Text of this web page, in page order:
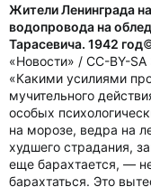
Жители Ленинграда
водопровода на
Тарасевича. 1942 год
«Новости» / CC-BY-SA
«Какими усилиями
мучительного
особых
на морозе, ведра на
худшего страдания,
еще барахтается, —
барахтаться. Это